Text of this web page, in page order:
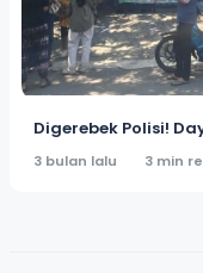
Digerebek Polisi!
3 bulan lalu 3 min